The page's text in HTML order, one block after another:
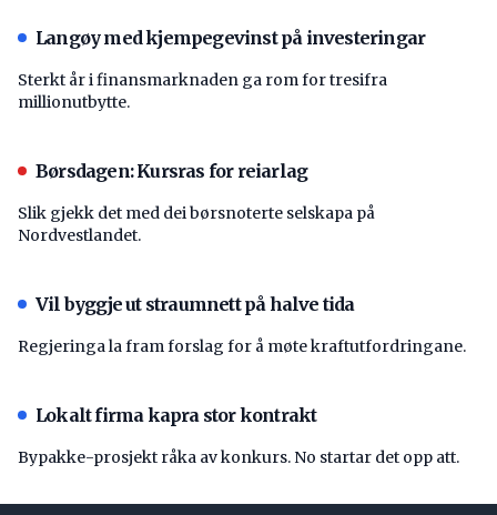
Langøy med kjempegevinst på investeringar
Sterkt år i finansmarknaden ga rom for tresifra
millionutbytte.
Børsdagen: Kursras for reiarlag
Slik gjekk det med dei børsnoterte selskapa på
Nordvestlandet.
Vil byggje ut straumnett på halve tida
Regjeringa la fram forslag for å møte kraftutfordringane.
Lokalt firma kapra stor kontrakt
Bypakke-prosjekt råka av konkurs. No startar det opp att.